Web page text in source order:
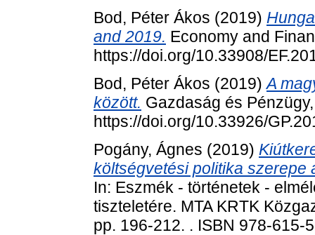
Bod, Péter Ákos (2019)
and 2019. Economy and
https://doi.org/10.33908/
Bod, Péter Ákos (2019)A
között. Gazdaság és
https://doi.org/10.33926/
Pogány, Ágnes (2019)
költségvetési politika
In: Eszmék - történetek -
tiszteletére. MTA KRTK
pp. 196-212. . ISBN 978-615-